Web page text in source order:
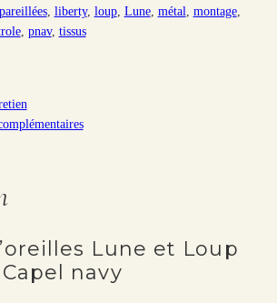
, liberty, loup, Lune, métal, montage,
, pnav, tissus
Lune et Loup
navy